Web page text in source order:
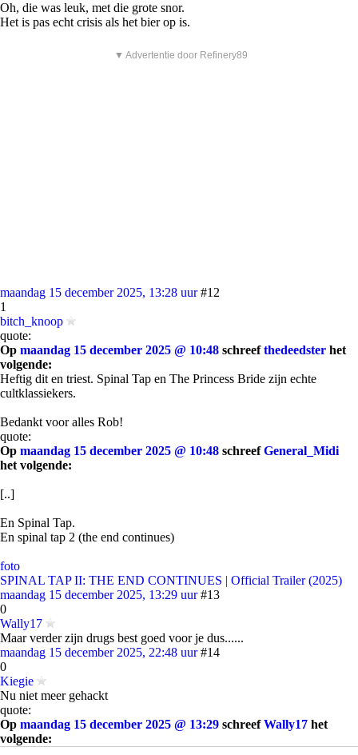
Oh, die was leuk, met die grote snor.
Het is pas echt crisis als het bier op is.
▼ Advertentie door Refinery89
maandag 15 december 2025, 13:28 uur #12
1
bitch_knoop
quote:
Op maandag 15 december 2025 @ 10:48 schreefthedeedster het
volgende:
Heftig dit en triest. Spinal Tap en The Princess Bride zijn echte
cultklassiekers.
Bedankt voor alles Rob!
quote:
Op maandag 15 december 2025 @ 10:48 schreefGeneral_Midi
het volgende:
[..]
En Spinal Tap.
En spinal tap 2 (the end continues)
foto
SPINAL TAP II: THE END CONTINUES | Official Trailer (2025)
maandag 15 december 2025, 13:29 uur #13
0
Wally17
Maar verder zijn drugs best goed voor je dus......
maandag 15 december 2025, 22:48 uur #14
0
Kiegie
Nu niet meer gehackt
quote:
Op maandag 15 december 2025 @ 13:29 schreefWally17 het
volgende: